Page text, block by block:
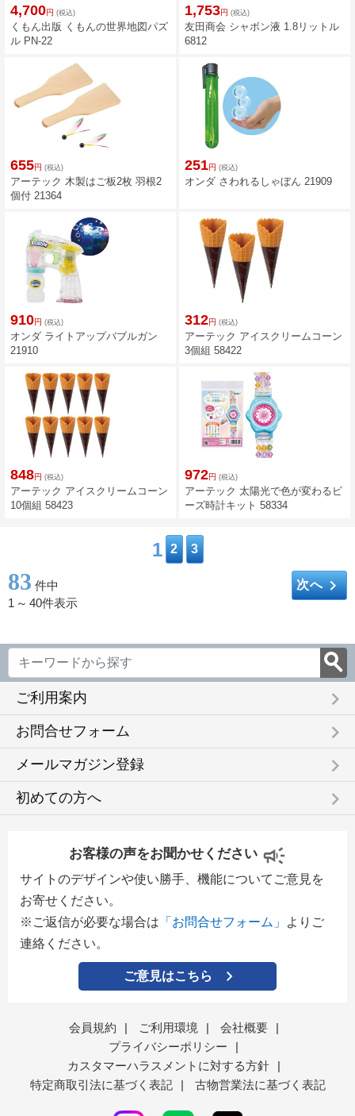
4,700円 (税込)
くもん出版 くもんの世界地図パズ
ル PN-22
1,753円 (税込)
友田商会 シャボン液 1.8リットル
6812
655円 (税込)
アーテック 木製はご板2枚 羽根2
個付 21364
251円 (税込)
オンダ さわれるしゃぼん 21909
910円 (税込)
オンダ ライトアップバブルガン
21910
312円 (税込)
アーテック アイスクリームコーン
3個組 58422
848円 (税込)
アーテック アイスクリームコーン
10個組 58423
972円 (税込)
アーテック 太陽光で色が変わるビ
ーズ時計キット 58334
1 2 3
83 件中
1 ～ 40件表示
次へkeyboard_arrow_right
ご利用案内 keyboard_arrow_right
お問合せフォーム keyboard_arrow_right
メールマガジン登録 keyboard_arrow_right
初めての方へ keyboard_arrow_right
お客様の声をお聞かせください
サイトのデザインや使い勝手、機能についてご意見を
お寄せください。
※ご返信が必要な場合は 「お問合せフォーム」
よりご
連絡ください。
ご意見はこちら
会員規約 | ご利用環境 | 会社概要
|
プライバシーポリシー
|
カスタマーハラスメントに対する方針
|
特定商取引法に基づく表記
| 古物営業法に基づく表記